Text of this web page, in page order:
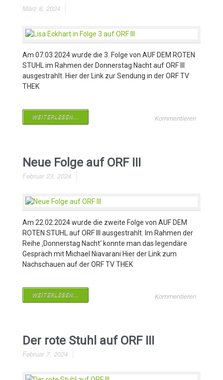
März 8, 2024
Am 07.03.2024 wurde die 3. Folge von AUF DEM ROTEN
STUHL im Rahmen der Donnerstag Nacht auf ORF III
ausgestrahlt. Hier der Link zur Sendung in der ORF TV
THEK
WEITERLESEN... Kommentieren
Neue Folge auf ORF III
Februar 23, 2024
Am 22.02.2024 wurde die zweite Folge von AUF DEM
ROTEN STUHL auf ORF III ausgestrahlt. Im Rahmen der
Reihe ‚Donnerstag Nacht‘ konnte man das legendäre
Gespräch mit Michael Niavarani Hier der Link zum
Nachschauen auf der ORF TV THEK
WEITERLESEN... Kommentieren
Der rote Stuhl auf ORF III
Februar 7, 2024